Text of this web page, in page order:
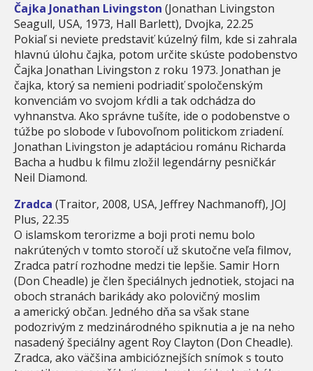
Čajka Jonathan Livingston (Jonathan Livingston
Seagull, USA, 1973, Hall Barlett), Dvojka, 22.25
Pokiaľ si neviete predstaviť kúzelný film, kde si zahrala
hlavnú úlohu čajka, potom určite skúste podobenstvo
Čajka Jonathan Livingston z roku 1973. Jonathan je
čajka, ktorý sa nemieni podriadiť spoločenským
konvenciám vo svojom kŕdli a tak odchádza do
vyhnanstva. Ako správne tušíte, ide o podobenstve o
túžbe po slobode v ľubovoľnom politickom zriadení.
Jonathan Livingston je adaptáciou románu Richarda
Bacha a hudbu k filmu zložil legendárny pesničkár
Neil Diamond.
Zradca (Traitor, 2008, USA, Jeffrey Nachmanoff), JOJ
Plus, 22.35
O islamskom terorizme a boji proti nemu bolo
nakrútených v tomto storočí už skutočne veľa filmov,
Zradca patrí rozhodne medzi tie lepšie. Samir Horn
(Don Cheadle) je člen špeciálnych jednotiek, stojaci na
oboch stranách barikády ako polovičný moslim
a americký občan. Jedného dňa sa však stane
podozrivým z medzinárodného spiknutia a je na neho
nasadený špeciálny agent Roy Clayton (Don Cheadle).
Zradca, ako väčšina ambicióznejších snímok s touto